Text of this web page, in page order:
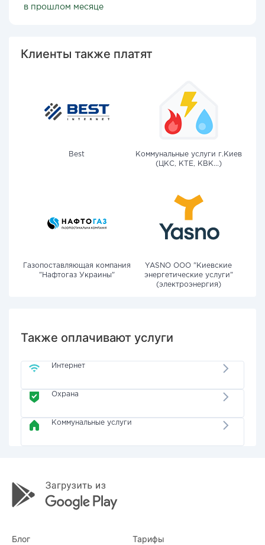
в прошлом месяце
Клиенты также платят
Best
Коммунальные услуги г.Киев
(ЦКС, КТЕ, КВК...)
Газопоставляющая компания
"Нафтогаз Украины"
YASNO OOO "Киевские
энергетические услуги"
(электроэнергия)
Также оплачивают услуги
Интернет
Охрана
Коммунальные услуги
Блог Тарифы